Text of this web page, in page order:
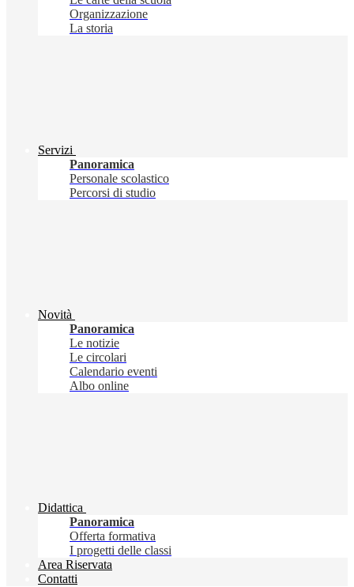
Organizzazione
La storia
Servizi
Panoramica
Personale scolastico
Percorsi di studio
Novità
Panoramica
Le notizie
Le circolari
Calendario eventi
Albo online
Didattica
Panoramica
Offerta formativa
I progetti delle classi
Area Riservata
Contatti